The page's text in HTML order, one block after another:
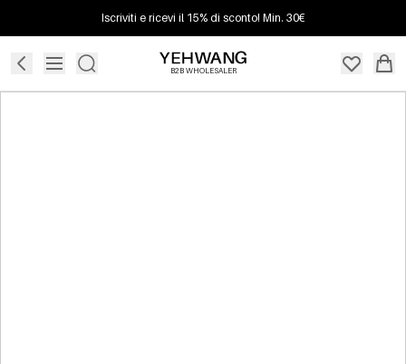
Iscriviti e ricevi il 15% di sconto! Min. 30€
B2B WHOLESALER